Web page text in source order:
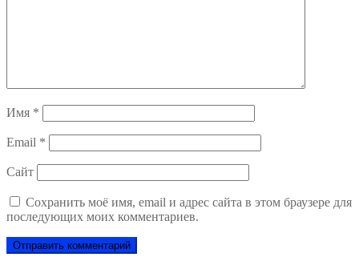
Имя *
Email *
Сайт
Сохранить моё имя, email и адрес сайта в этом браузере для
последующих моих комментариев.